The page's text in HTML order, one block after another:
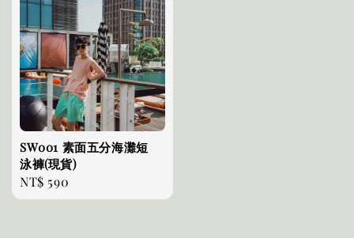
SW001 素面五分海灘短
泳褲(現貨)
Regular
price
NT$ 590